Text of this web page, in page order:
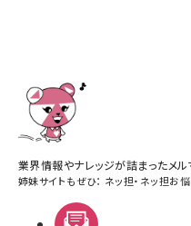
業界情報やナレッジが詰まったメル
姉妹サイトもぜひ： ネッ担・ ネッ担お